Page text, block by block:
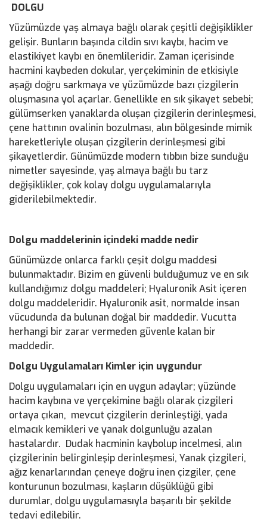
DOLGU
Yüzümüzde yaş almaya bağlı olarak çeşitli değişiklikler
gelişir. Bunların başında cildin sıvı kaybı, hacim ve
elastikiyet kaybı en önemlileridir. Zaman içerisinde
hacmini kaybeden dokular, yerçekiminin de etkisiyle
aşağı doğru sarkmaya ve yüzümüzde bazı çizgilerin
oluşmasına yol açarlar. Genellikle en sık şikayet sebebi;
gülümserken yanaklarda oluşan çizgilerin derinleşmesi,
çene hattının ovalinin bozulması, alın bölgesinde mimik
hareketleriyle oluşan çizgilerin derinleşmesi gibi
şikayetlerdir. Günümüzde modern tıbbın bize sunduğu
nimetler sayesinde, yaş almaya bağlı bu tarz
değişiklikler, çok kolay dolgu uygulamalarıyla
giderilebilmektedir.
Dolgu maddelerinin içindeki madde nedir
Günümüzde onlarca farklı çeşit dolgu maddesi
bulunmaktadır. Bizim en güvenli bulduğumuz ve en sık
kullandığımız dolgu maddeleri; Hyaluronik Asit içeren
dolgu maddeleridir. Hyaluronik asit, normalde insan
vücudunda da bulunan doğal bir maddedir. Vucutta
herhangi bir zarar vermeden güvenle kalan bir
maddedir.
Dolgu Uygulamaları Kimler için uygundur
Dolgu uygulamaları için en uygun adaylar; yüzünde
hacim kaybına ve yerçekimine bağlı olarak çizgileri
ortaya çıkan, mevcut çizgilerin derinleştiği, yada
elmacık kemikleri ve yanak dolgunluğu azalan
hastalardır. Dudak hacminin kaybolup incelmesi, alın
çizgilerinin belirginleşip derinleşmesi, Yanak çizgileri,
ağız kenarlarından çeneye doğru inen çizgiler, çene
konturunun bozulması, kaşların düşüklüğü gibi
durumlar, dolgu uygulamasıyla başarılı bir şekilde
tedavi edilebilir.